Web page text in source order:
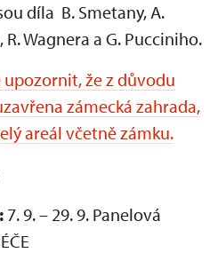
díla B. Smetany, A.
Wagnera a G. Pucciniho.
že z důvodu
zámecká zahrada,
areál včetně zámku.
7. 9. – 29. 9. Panelová